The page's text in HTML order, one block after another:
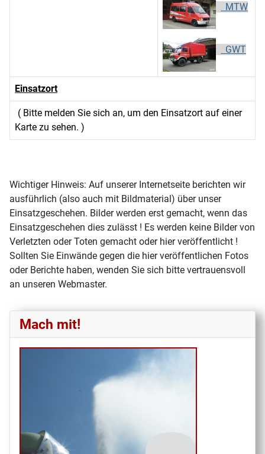
MTW
GWT
Einsatzort
( Bitte melden Sie sich an, um den Einsatzort auf einer
Karte zu sehen. )
Wichtiger Hinweis: Auf unserer Internetseite berichten wir
ausführlich (also auch mit Bildmaterial) über unser
Einsatzgeschehen. Bilder werden erst gemacht, wenn das
Einsatzgeschehen dies zulässt ! Es werden keine Bilder von
Verletzten oder Toten gemacht oder hier veröffentlicht !
Sollten Sie Einwände gegen die hier veröffentlichen Fotos
oder Berichte haben, wenden Sie sich bitte vertrauensvoll
an unseren Webmaster.
Mach mit!